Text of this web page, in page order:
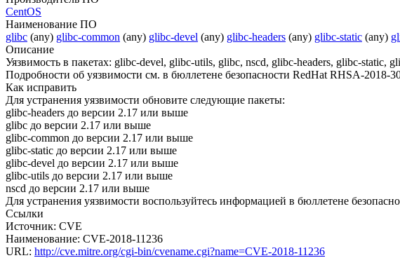
CentOS
Наименование ПО
glibc (any) glibc-common (any) glibc-devel (any) glibc-headers (any) glibc-static (any)
Описание
Уязвимость в пакетах: glibc-devel, glibc-utils, glibc, nscd, glibc-headers, glibc-static,
Подробности об уязвимости см. в бюллетене безопасности RedHat RHSA-2018-
Как исправить
Для устранения уязвимости обновите следующие пакеты:
glibc-headers до версии 2.17 или выше
glibc до версии 2.17 или выше
glibc-common до версии 2.17 или выше
glibc-static до версии 2.17 или выше
glibc-devel до версии 2.17 или выше
glibc-utils до версии 2.17 или выше
nscd до версии 2.17 или выше
Для устранения уязвимости воспользуйтесь информацией в бюллетене
Ссылки
Источник: CVE
Наименование: CVE-2018-11236
URL: http://cve.mitre.org/cgi-bin/cvename.cgi?name=CVE-2018-11236